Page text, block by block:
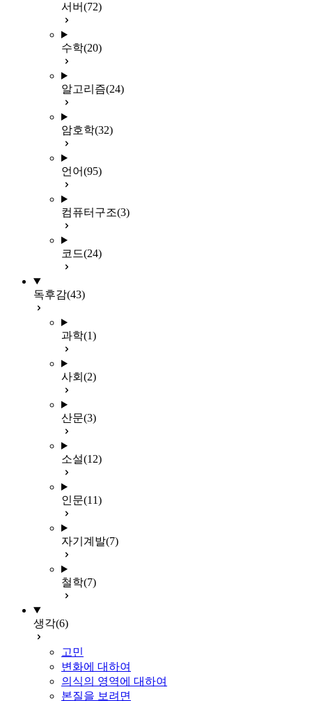
서버(72)
수학(20)
알고리즘(24)
암호학(32)
언어(95)
컴퓨터구조(3)
코드(24)
독후감(43)
과학(1)
사회 (2)
산문(3)
소설(12)
인문(11)
자기계발(7)
철학(7)
생각(6)
고민
변화에 대하여
의식의 영역에 대하여
본질을 보려면